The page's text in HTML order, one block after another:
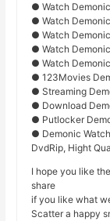
● Watch
● Watch
● Watch
● Watch
● Watch
● 123Movies
● Streaming
● Download
● Putlocker
● Demonic
DvdRip, Hight
I hope you like
share
if you like what
Scatter a happy